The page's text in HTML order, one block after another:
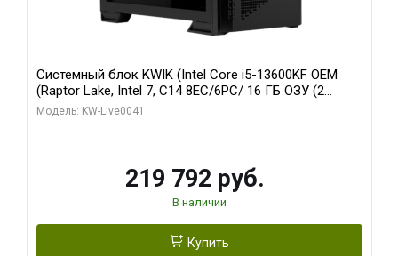
Системный блок KWIK (Intel Core i5-13600KF OEM
(Raptor Lake, Intel 7, C14 8EC/6PC/ 16 ГБ ОЗУ (2
модуля)/ Palit RTX5080 GAMINGPRO OC 16GB GDDR7
Модель: KW-Live0041
219 792 руб.
В наличии
Купить